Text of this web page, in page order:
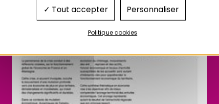
Tout accepter
Personnaliser
Politique cookies